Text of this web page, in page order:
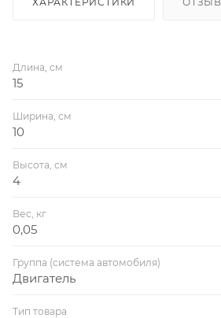
Длина, см
15
Ширина, см
10
Высота, см
4
Вес, кг
0,05
Группа (система автомобиля)
Двигатель
Тип товара